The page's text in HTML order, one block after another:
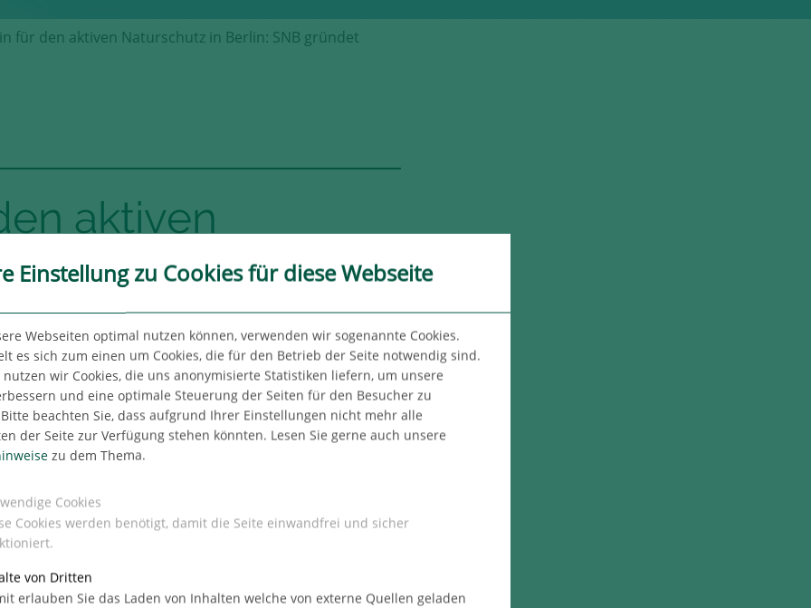
für den aktiven Naturschutz in Berlin: SNB gründet
aktiven
SNB gründet
in der
hat
Straße 17
in der
der
ist die alstria.
Einstellung zu Cookies für diese Webseite
Webseiten optimal nutzen können, verwenden wir sogenannte Cookies.
es sich zum einen um Cookies, die für den Betrieb der Seite notwendig sind.
wir Cookies, die uns anonymisierte Statistiken liefern, um unsere
und eine optimale Steuerung der Seiten für den Besucher zu
beachten Sie, dass aufgrund Ihrer Einstellungen nicht mehr alle
der Seite zur Verfügung stehen könnten. Lesen Sie gerne auch unsere
zu dem Thema.
Cookies
Cookies werden benötigt, damit die Seite einwandfrei und sicher
von Dritten
erlauben Sie das Laden von Inhalten welche von externe Quellen geladen